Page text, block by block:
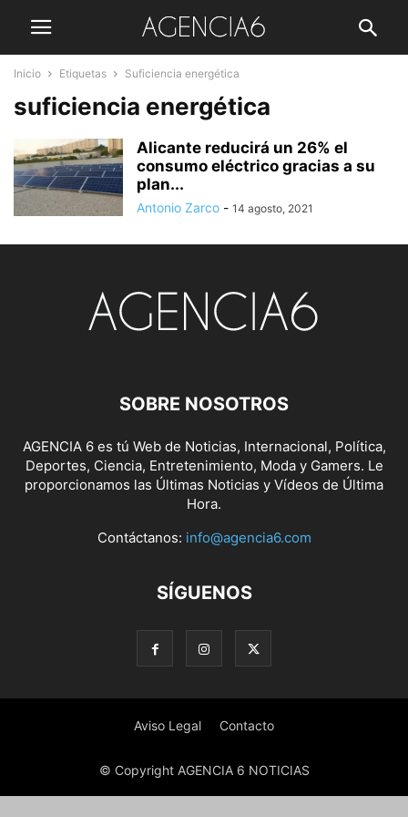
Inicio Etiquetas Suficiencia energética
suficiencia energética
Alicante reducirá un 26% el
consumo eléctrico gracias a su
plan...
Antonio Zarco - 14 agosto, 2021
SOBRE NOSOTROS
AGENCIA 6 es tú Web de Noticias, Internacional, Política,
Deportes, Ciencia, Entretenimiento, Moda y Gamers. Le
proporcionamos las Últimas Noticias y Vídeos de Última
Hora.
Contáctanos: info@agencia6.com
SÍGUENOS
Aviso Legal Contacto
© Copyright AGENCIA 6 NOTICIAS